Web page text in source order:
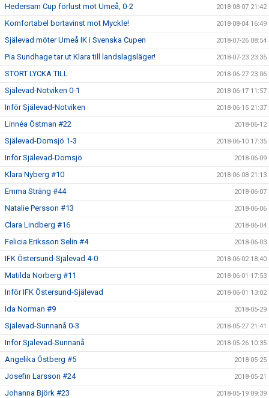
Hedersam Cup förlust mot Umeå, 0-2 2018-08-07 21:42
Komfortabel bortavinst mot Myckle! 2018-08-04 16:49
Själevad möter Umeå IK i Svenska Cupen 2018-07-26 08:54
Pia Sundhage tar ut Klara till landslagsläger! 2018-07-23 23:35
STORT LYCKA TILL 2018-06-27 23:06
Själevad-Notviken 0-1 2018-06-17 11:57
Inför Själevad-Notviken 2018-06-15 21:37
Linnéa Östman #22 2018-06-12
Själevad-Domsjö 1-3 2018-06-10 17:35
Inför Själevad-Domsjö 2018-06-09
Klara Nyberg #10 2018-06-08 21:13
Emma Sträng #44 2018-06-07
Natalie Persson #13 2018-06-06
Clara Lindberg #16 2018-06-04
Felicia Eriksson Selin #4 2018-06-03
IFK Östersund-Själevad 4-0 2018-06-02 18:40
Matilda Norberg #11 2018-06-01 17:53
Inför IFK Östersund-Själevad 2018-06-01 13:02
Ida Norman #9 2018-05-29
Själevad-Sunnanå 0-3 2018-05-27 21:41
Inför Själevad-Sunnanå 2018-05-26 10:35
Angelika Östberg #5 2018-05-25
Josefin Larsson #24 2018-05-21
Johanna Björk #23 2018-05-19 09:39